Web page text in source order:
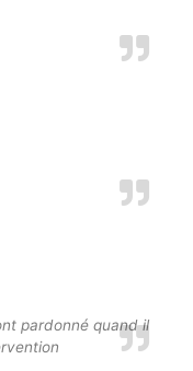
pardonné quand il